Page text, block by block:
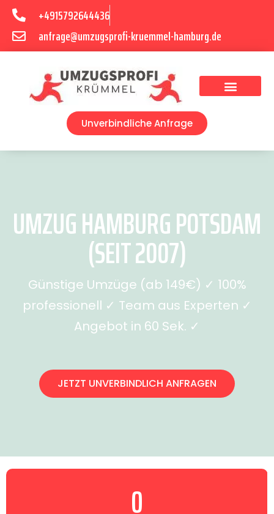
+4915792644436
anfrage@umzugsprofi-kruemmel-hamburg.de
Unverbindliche Anfrage
UMZUG HAMBURG POTSDAM
(SEIT 2007)
Günstige Umzüge (ab 149€) ✓ 100%
professionell ✓ Team aus Experten ✓
Angebot in 60 Sek. ✓
JETZT UNVERBINDLICH ANFRAGEN
0